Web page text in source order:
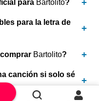
para Bartolito?
para la letra de
Bartolito?
canción si solo sé